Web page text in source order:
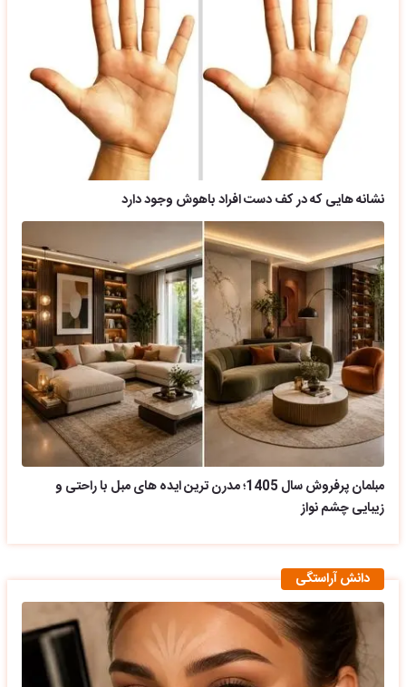
نشانه هایی که در کف دست افراد باهوش وجود دارد
مبلمان پرفروش سال 1405؛ مدرن ترین ایده های مبل با راحتی و
زیبایی چشم نواز
دانش آراستگی